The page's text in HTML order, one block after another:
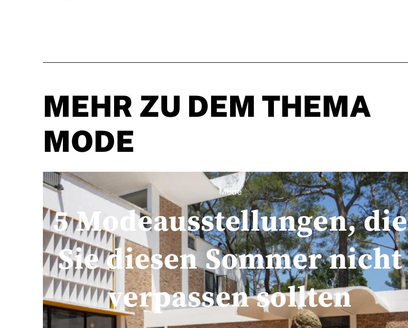
MEHR ZU DEM THEMA
MODE
Mode
5 Modeausstellungen, die
Sie diesen Sommer nicht
verpassen sollten